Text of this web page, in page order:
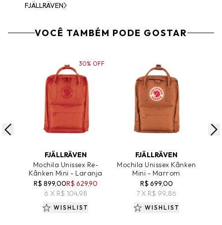
FJÄLLRÄVEN
VOCÊ TAMBÉM PODE GOSTAR
FJÄLLRÄVEN
Mochila Unissex Re-
Kânken Mini - Laranja
R$ 899,00R$ 629,90
6 X R$ 104,98
30% OFF
WISHLIST
FJÄLLRÄVEN
Mochila Unissex Kânken
Mini - Marrom
R$ 699,00
7 X R$ 99,86
WISHLIST